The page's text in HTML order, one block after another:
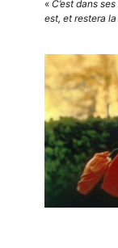
« C’est dans
est, et restera